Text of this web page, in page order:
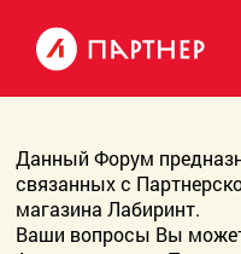
Данный Форум
связанных с
магазина Лабиринт.
Ваши вопросы Вы